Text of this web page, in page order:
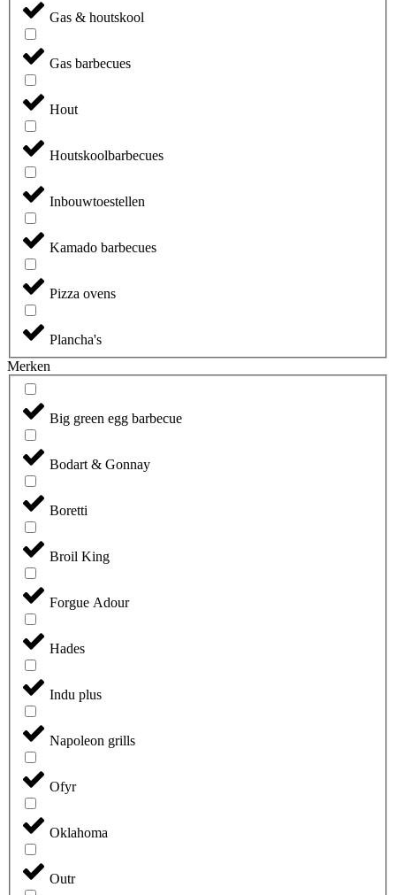
Gas & houtskool
Gas barbecues
Hout
Houtskoolbarbecues
Inbouwtoestellen
Kamado barbecues
Pizza ovens
Plancha's
Merken
Big green egg barbecue
Bodart & Gonnay
Boretti
Broil King
Forgue Adour
Hades
Indu plus
Napoleon grills
Ofyr
Oklahoma
Outr